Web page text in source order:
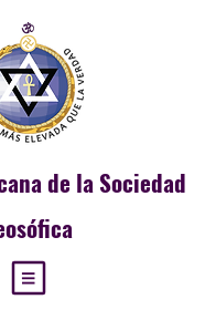
de la Sociedad